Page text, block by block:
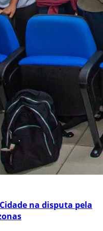
na disputa pela